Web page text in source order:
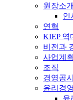
원장소개
인
연혁
KIEP 역
비전과
사업계획
조직
경영공시
윤리경영
윤